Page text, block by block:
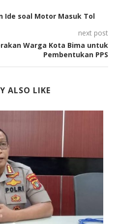
Ide soal Motor Masuk Tol
next post
Warga Kota Bima untuk
Pembentukan PPS
ALSO LIKE